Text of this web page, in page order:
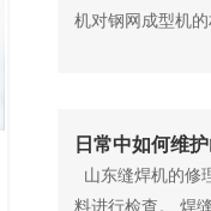
机对钢网成型机
日常中如何维
山东缝焊机的修
料进行检查。 焊